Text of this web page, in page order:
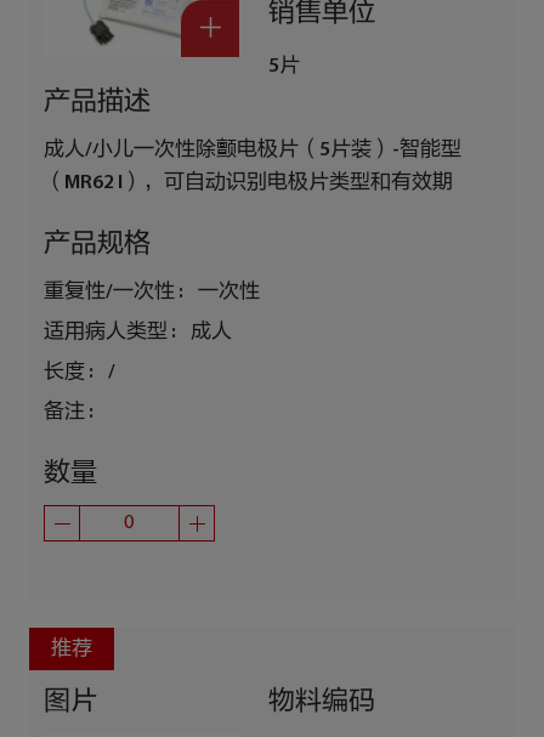
销售单位
5片
产品描述
成人/小儿一次性除颤电极片（5片装）-智能型
（MR62 I），可自动识别电极片类型和有效期
产品规格
重复性/一次性 :
一次性
适用病人类型 :
成人
长度 :
/
备注 :
数量
推荐
图片 物料编码